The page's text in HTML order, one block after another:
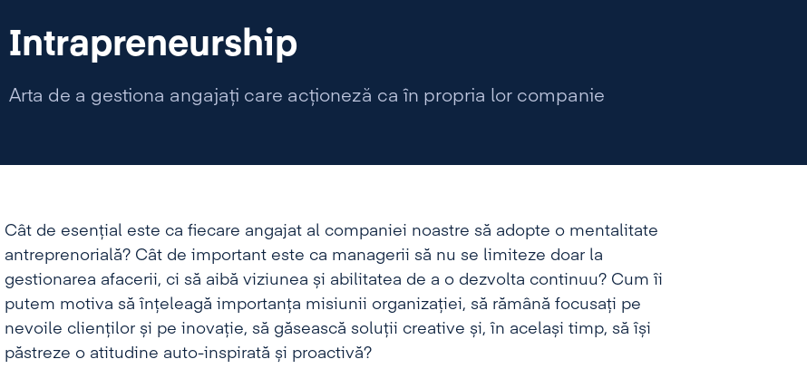
Intrapreneurship
Arta de a gestiona angajați care acționeză ca în propria lor companie
Cât de esențial este ca fiecare angajat al companiei noastre să adopte o mentalitate
antreprenorială? Cât de important este ca managerii să nu se limiteze doar la
gestionarea afacerii, ci să aibă viziunea și abilitatea de a o dezvolta continuu? Cum îi
putem motiva să înțeleagă importanța misiunii organizației, să rămână focusați pe
nevoile clienților și pe inovație, să găsească soluții creative și, în același timp, să își
păstreze o atitudine auto-inspirată și proactivă?